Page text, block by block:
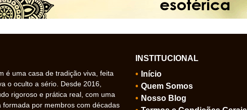
é uma casa de tradição viva, feita
o oculto a sério. Desde 2016,
rigoroso e prática real, com uma
formada por membros com décadas
INSTITUCIONAL
Início
Quem Somos
Nosso Blog